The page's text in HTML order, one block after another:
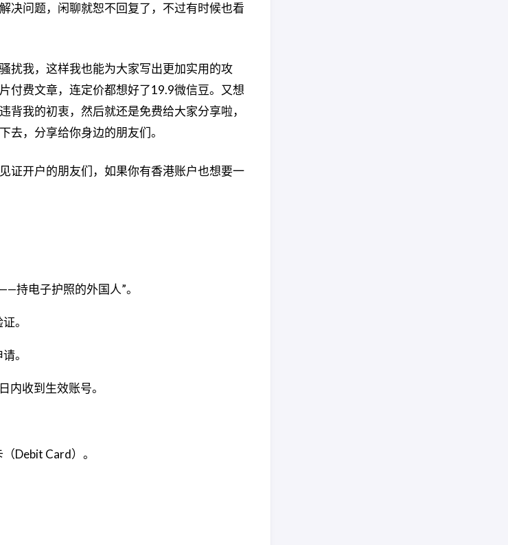
决问题，闲聊就恕不回复了，不过有时候也看
扰我，这样我也能为大家写出更加实用的攻
付费文章，连定价都想好了19.9微信豆。又想
我的初衷，然后就还是免费给大家分享啦，
去，分享给你身边的朋友们。
证开户的朋友们，如果你有香港账户也想要一
持电子护照的外国人”。
。
。
内收到生效账号。
Debit Card）。